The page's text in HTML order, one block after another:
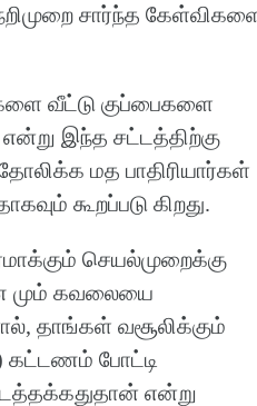
சார்ந்த
வீட்டு குப்பைகளை
இந்த சட்டத்திற்கு
மத பாதிரியார்கள்
கூறப்படு கிறது.
செயல்முறைக்கு
மும் கவலையை
தாங்கள் வசூலிக்கும்
கட்டணம் போட்டி
என்று